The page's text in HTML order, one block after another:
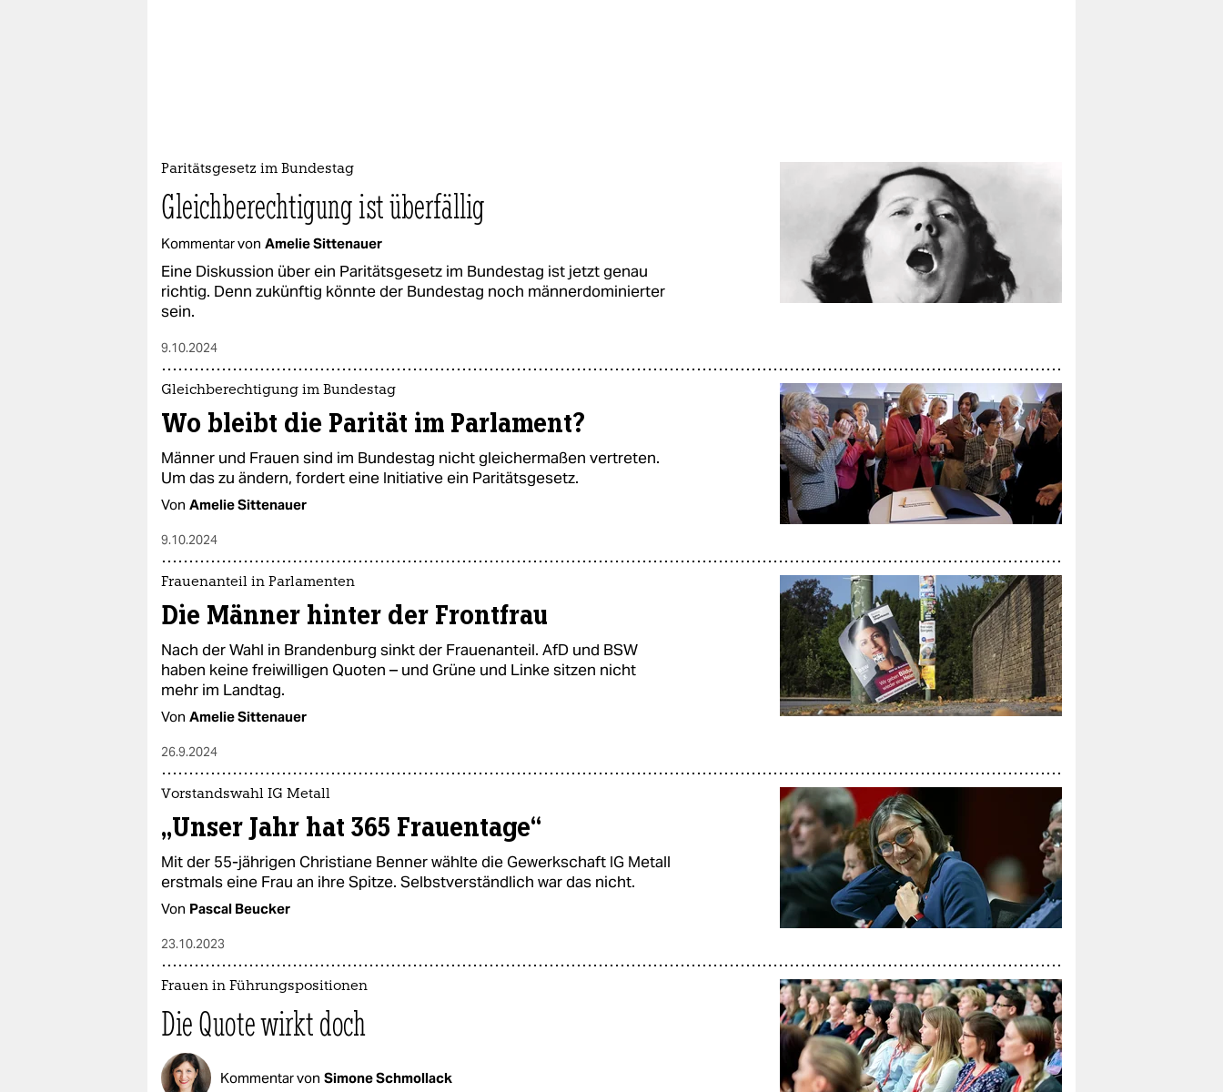
Paritätsgesetz im Bundestag
Gleichberechtigung ist überfällig
Kommentar von Amelie Sittenauer
Eine Diskussion über ein Paritätsgesetz im Bundestag ist jetzt genau
richtig. Denn zukünftig könnte der Bundestag noch männerdominierter
sein.
9.10.2024
Gleichberechtigung im Bundestag
Wo bleibt die Parität im Parlament?
Männer und Frauen sind im Bundestag nicht gleichermaßen vertreten.
Um das zu ändern, fordert eine Initiative ein Paritätsgesetz.
Von Amelie Sittenauer
9.10.2024
Frauenanteil in Parlamenten
Die Männer hinter der Frontfrau
Nach der Wahl in Brandenburg sinkt der Frauenanteil. AfD und BSW
haben keine freiwilligen Quoten – und Grüne und Linke sitzen nicht
mehr im Landtag.
Von Amelie Sittenauer
26.9.2024
Vorstandswahl IG Metall
„Unser Jahr hat 365 Frauentage“
Mit der 55-jährigen Christiane Benner wählte die Gewerkschaft IG Metall
erstmals eine Frau an ihre Spitze. Selbstverständlich war das nicht.
Von Pascal Beucker
23.10.2023
Frauen in Führungspositionen
Die Quote wirkt doch
Kommentar von Simone Schmollack